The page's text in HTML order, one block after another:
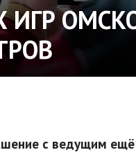
с ведущим